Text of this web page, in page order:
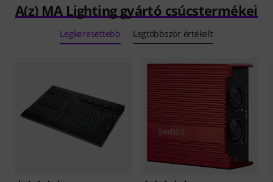
A(z) MA Lighting gyártó csúcstermékei
Legkeresettebb Legtöbbször értékelt